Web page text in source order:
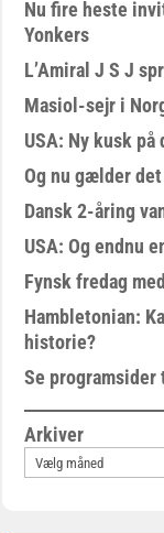
Nu fire heste
Yonkers
L’Amiral J S J
Masiol-sejr i
USA: Ny kusk på
Og nu gælder
Dansk 2-åring
USA: Og endnu
Fynsk fredag
Hambletonian:
historie?
Se
Arkiver